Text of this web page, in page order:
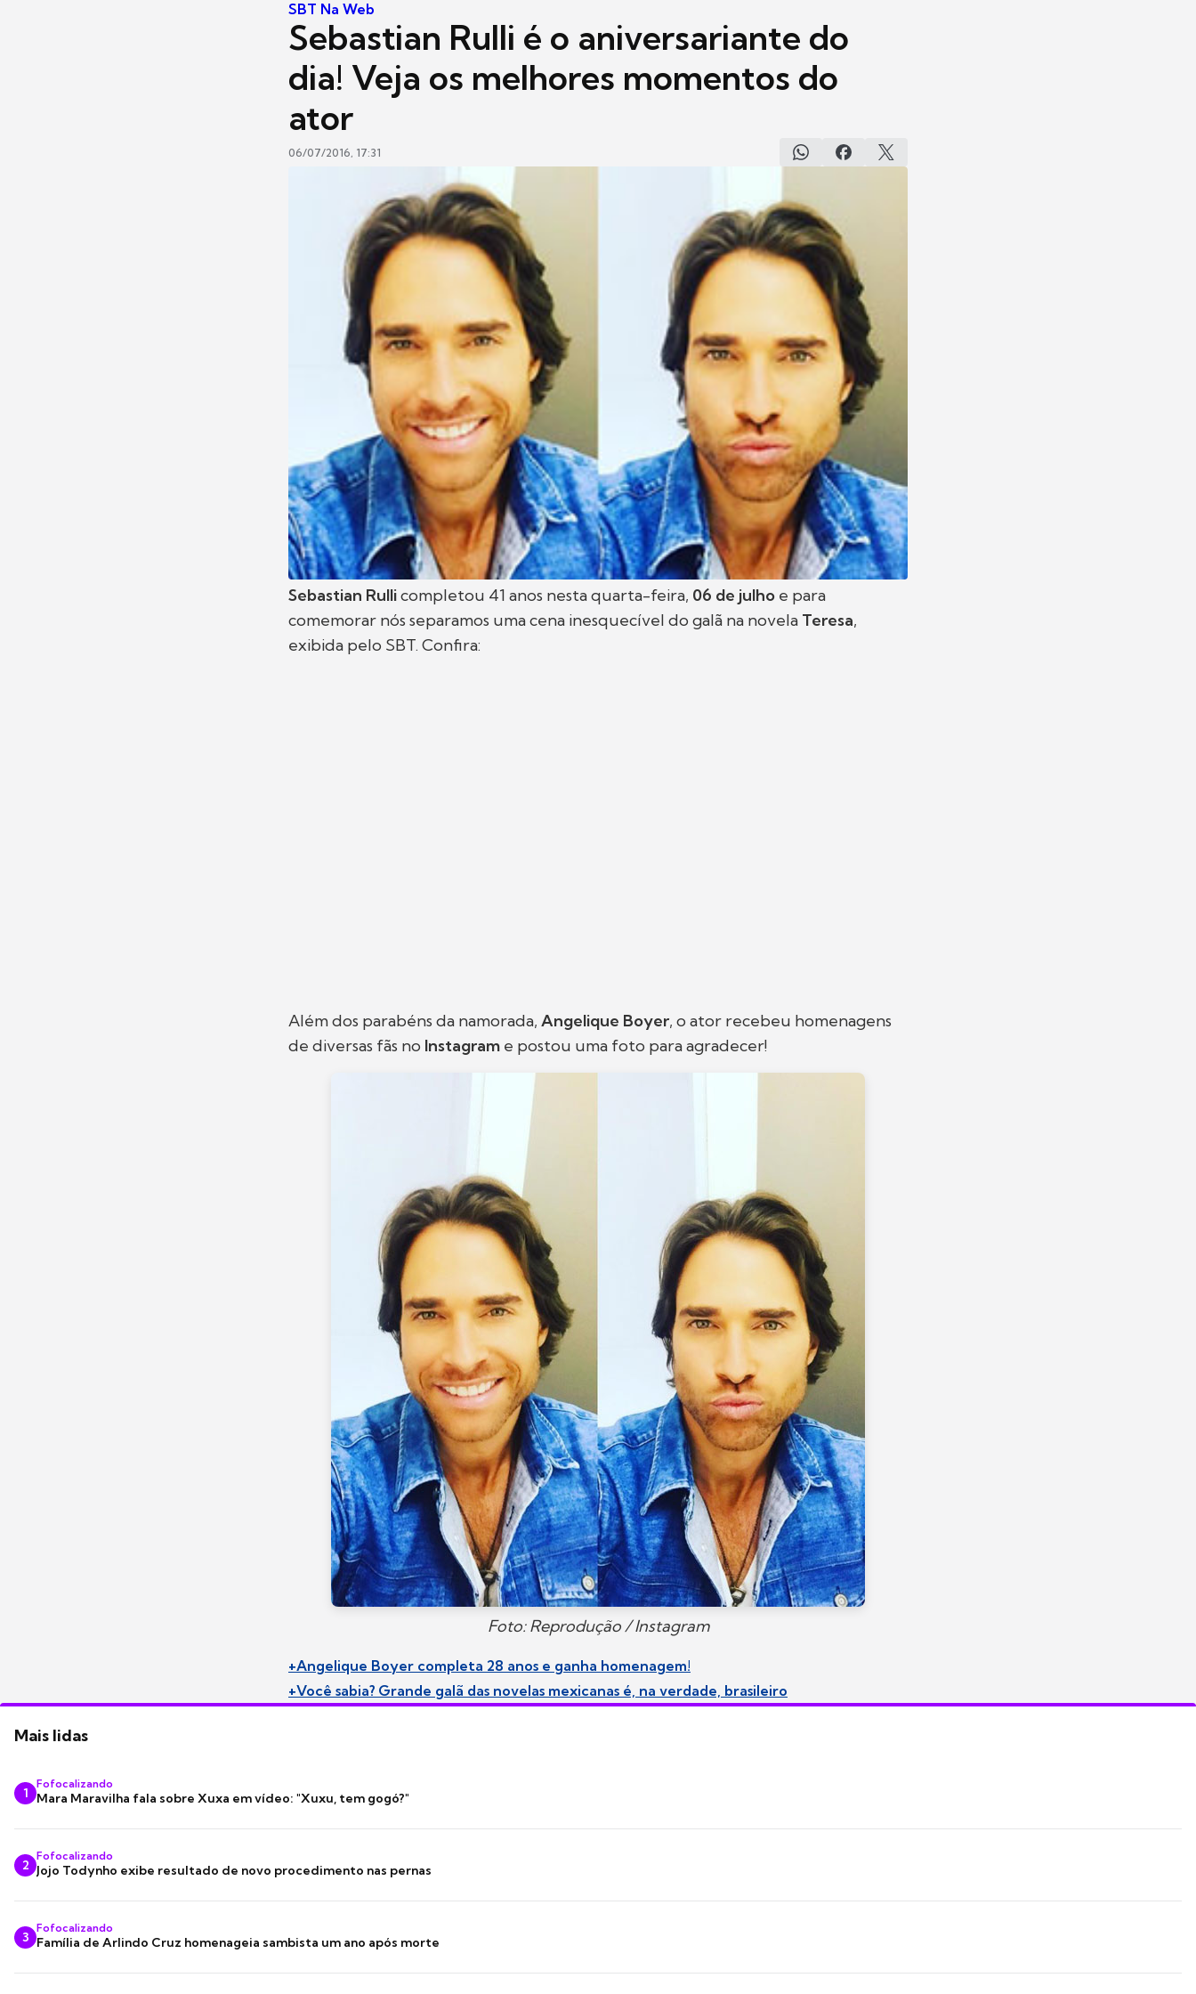
SBT Na Web
Sebastian Rulli é o aniversariante do
dia! Veja os melhores momentos do
ator
06/07/2016, 17:31
Sebastian Rullicompletou 41 anos nesta quarta-feira, 06 de julho e para
comemorar nós separamos uma cena inesquecível do galã na novela Teresa,
exibida pelo SBT. Confira:
Além dos parabéns da namorada, Angelique Boyer, o ator recebeu homenagens
de diversas fãs no Instagram e postou uma foto para agradecer!
Foto: Reprodução / Instagram
+Angelique Boyer completa 28 anos e ganha homenagem!
+Você sabia? Grande galã das novelas mexicanas é, na verdade, brasileiro
Mais lidas
1
Fofocalizando
Mara Maravilha fala sobre Xuxa em vídeo: "Xuxu, tem gogó?"
2
Fofocalizando
Jojo Todynho exibe resultado de novo procedimento nas pernas
3
Fofocalizando
Família de Arlindo Cruz homenageia sambista um ano após morte